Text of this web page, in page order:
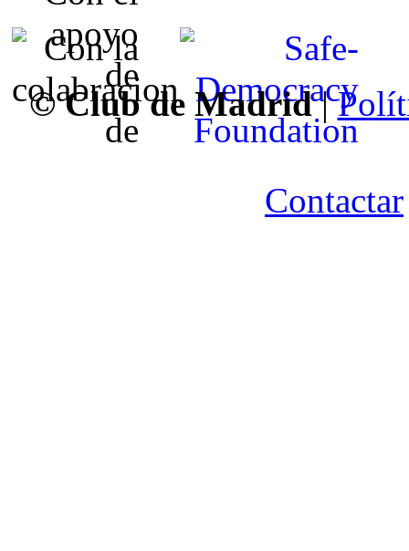
© Club de Madrid|
Contactar